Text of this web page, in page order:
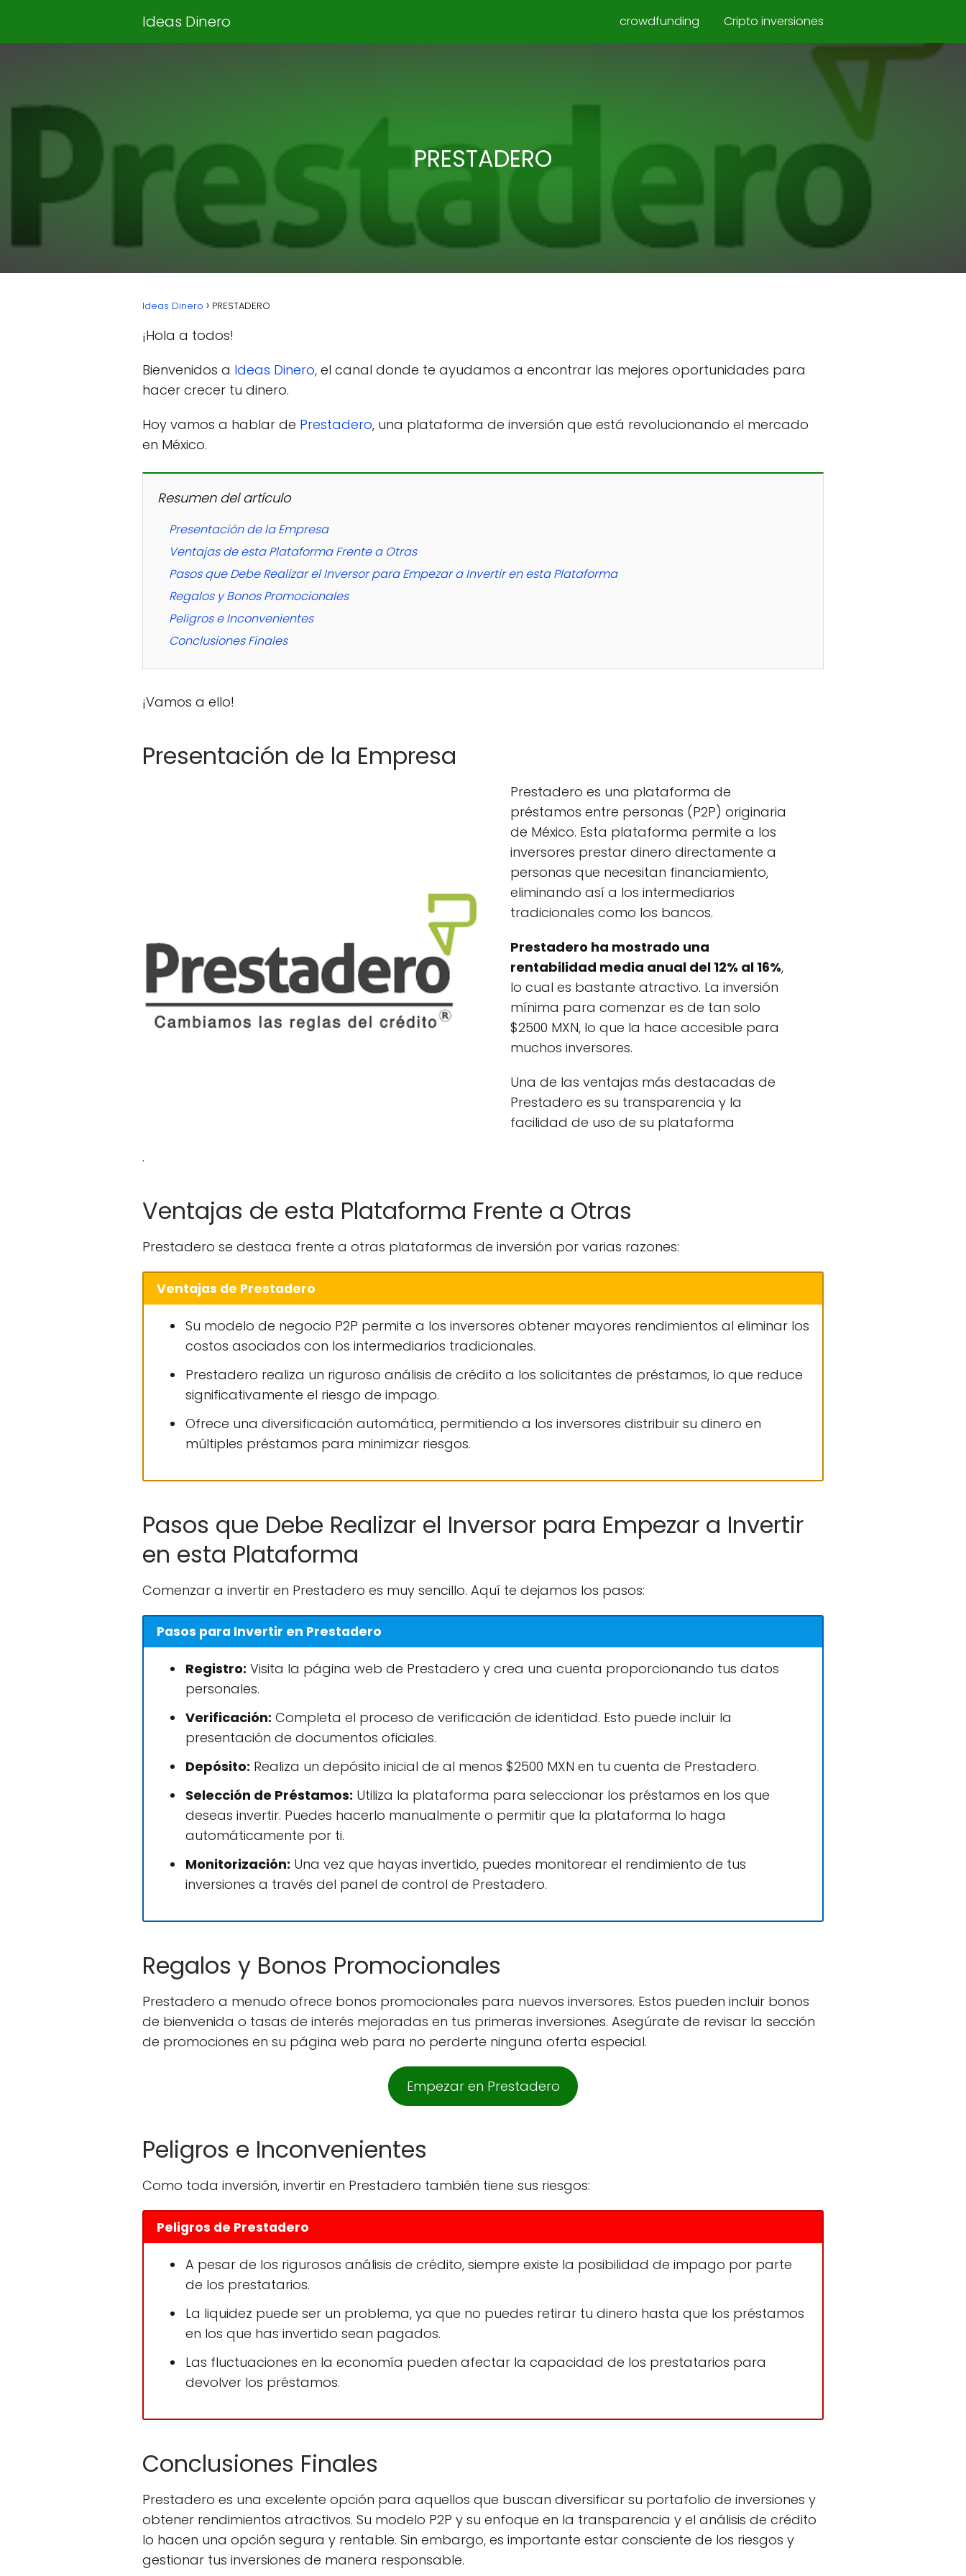
Ideas Dinero crowdfunding Cripto inversiones
PRESTADERO
Ideas Dinero PRESTADERO
¡Hola a todos!
Bienvenidos a Ideas Dinero, el canal donde te ayudamos a encontrar las mejores oportunidades para
hacer crecer tu dinero.
Hoy vamos a hablar de Prestadero, una plataforma de inversión que está revolucionando el mercado
en México.
Resumen del artículo
Presentación de la Empresa
Ventajas de esta Plataforma Frente a Otras
Pasos que Debe Realizar el Inversor para Empezar a Invertir en esta Plataforma
Regalos y Bonos Promocionales
Peligros e Inconvenientes
Conclusiones Finales
¡Vamos a ello!
Presentación de la Empresa
Prestadero es una plataforma de
préstamos entre personas (P2P) originaria
de México. Esta plataforma permite a los
inversores prestar dinero directamente a
personas que necesitan financiamiento,
eliminando así a los intermediarios
tradicionales como los bancos.
Prestadero ha mostrado una
rentabilidad media anual del 12% al 16%,
lo cual es bastante atractivo. La inversión
mínima para comenzar es de tan solo
$2500 MXN, lo que la hace accesible para
muchos inversores.
Una de las ventajas más destacadas de
Prestadero es su transparencia y la
facilidad de uso de su plataforma
.
Ventajas de esta Plataforma Frente a Otras
Prestadero se destaca frente a otras plataformas de inversión por varias razones:
Ventajas de Prestadero
Su modelo de negocio P2P permite a los inversores obtener mayores rendimientos al eliminar los
costos asociados con los intermediarios tradicionales.
Prestadero realiza un riguroso análisis de crédito a los solicitantes de préstamos, lo que reduce
significativamente el riesgo de impago.
Ofrece una diversificación automática, permitiendo a los inversores distribuir su dinero en
múltiples préstamos para minimizar riesgos.
Pasos que Debe Realizar el Inversor para Empezar a Invertir
en esta Plataforma
Comenzar a invertir en Prestadero es muy sencillo. Aquí te dejamos los pasos:
Pasos para Invertir en Prestadero
Registro: Visita la página web de Prestadero y crea una cuenta proporcionando tus datos
personales.
Verificación: Completa el proceso de verificación de identidad. Esto puede incluir la
presentación de documentos oficiales.
Depósito: Realiza un depósito inicial de al menos $2500 MXN en tu cuenta de Prestadero.
Selección de Préstamos: Utiliza la plataforma para seleccionar los préstamos en los que
deseas invertir. Puedes hacerlo manualmente o permitir que la plataforma lo haga
automáticamente por ti.
Monitorización: Una vez que hayas invertido, puedes monitorear el rendimiento de tus
inversiones a través del panel de control de Prestadero.
Regalos y Bonos Promocionales
Prestadero a menudo ofrece bonos promocionales para nuevos inversores. Estos pueden incluir bonos
de bienvenida o tasas de interés mejoradas en tus primeras inversiones. Asegúrate de revisar la sección
de promociones en su página web para no perderte ninguna oferta especial.
Empezar en Prestadero
Peligros e Inconvenientes
Como toda inversión, invertir en Prestadero también tiene sus riesgos:
Peligros de Prestadero
A pesar de los rigurosos análisis de crédito, siempre existe la posibilidad de impago por parte
de los prestatarios.
La liquidez puede ser un problema, ya que no puedes retirar tu dinero hasta que los préstamos
en los que has invertido sean pagados.
Las fluctuaciones en la economía pueden afectar la capacidad de los prestatarios para
devolver los préstamos.
Conclusiones Finales
Prestadero es una excelente opción para aquellos que buscan diversificar su portafolio de inversiones y
obtener rendimientos atractivos. Su modelo P2P y su enfoque en la transparencia y el análisis de crédito
lo hacen una opción segura y rentable. Sin embargo, es importante estar consciente de los riesgos y
gestionar tus inversiones de manera responsable.